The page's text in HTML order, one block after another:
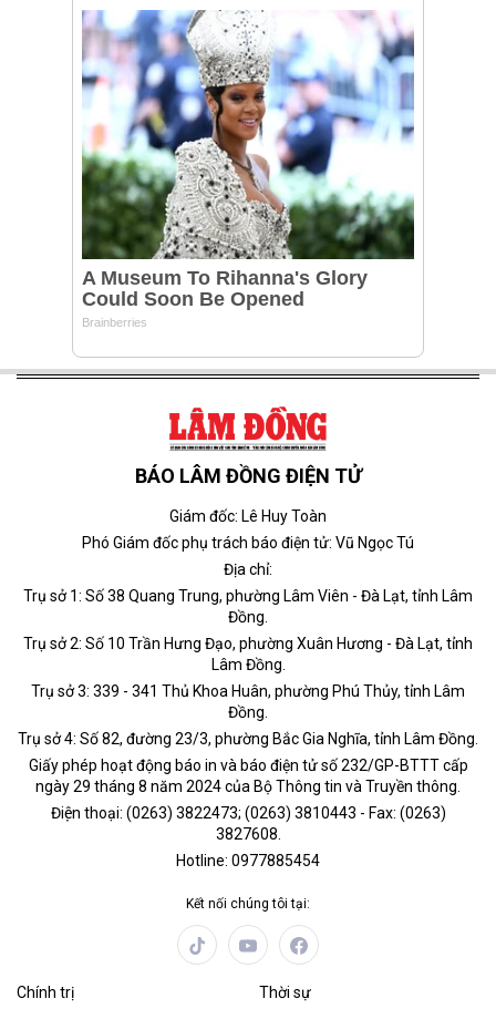
BÁO LÂM ĐỒNG ĐIỆN TỬ
Giám đốc: Lê Huy Toàn
Phó Giám đốc phụ trách báo điện tử: Vũ Ngọc Tú
Địa chỉ:
Trụ sở 1: Số 38 Quang Trung, phường Lâm Viên - Đà Lạt, tỉnh Lâm
Đồng.
Trụ sở 2: Số 10 Trần Hưng Đạo, phường Xuân Hương - Đà Lạt, tỉnh
Lâm Đồng.
Trụ sở 3: 339 - 341 Thủ Khoa Huân, phường Phú Thủy, tỉnh Lâm
Đồng.
Trụ sở 4: Số 82, đường 23/3, phường Bắc Gia Nghĩa, tỉnh Lâm Đồng.
Giấy phép hoạt động báo in và báo điện tử số 232/GP-BTTT cấp
ngày 29 tháng 8 năm 2024 của Bộ Thông tin và Truyền thông.
Điện thoại: (0263) 3822473; (0263) 3810443 - Fax: (0263)
3827608.
Hotline: 0977885454
Kết nối chúng tôi tại:
Chính trị Thời sự